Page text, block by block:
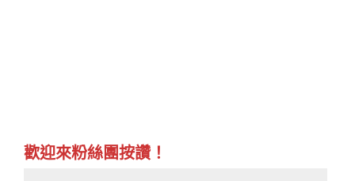
歡迎來粉絲團按讚！